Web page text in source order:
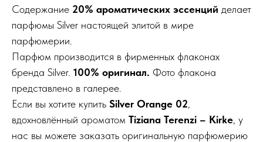
Содержание 20% ароматических эссенций делает
парфюмы Silver настоящей элитой в мире
парфюмерии.
Парфюм производится в фирменных флаконах
бренда Silver. 100% оригинал. Фото флакона
представлено в галерее.
Если вы хотите купить Silver Orange 02,
вдохновлённый ароматом Tiziana Terenzi – Kirke, у
нас вы можете заказать оригинальную парфюмерию